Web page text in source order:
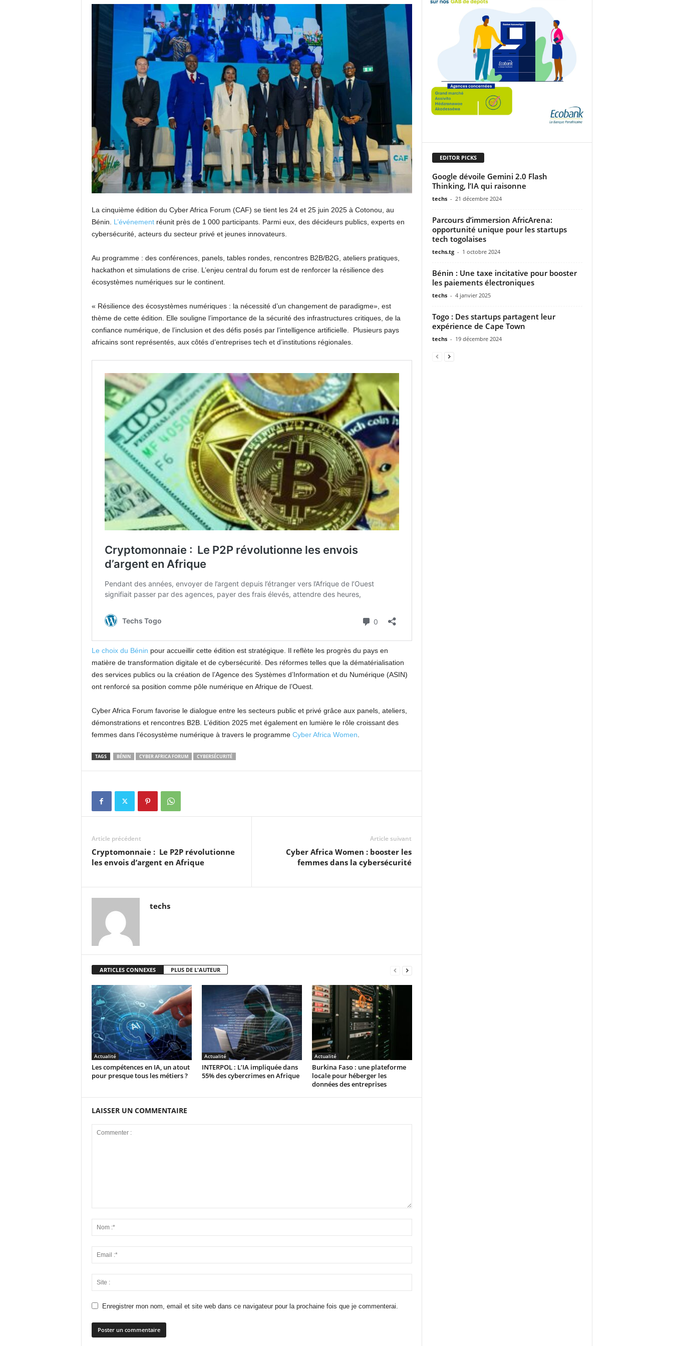
La cinquième édition du Cyber Africa Forum (CAF) se tient les 24 et 25 juin 2025 à Cotonou, au
Bénin. L’événementréunit près de 1 000 participants. Parmi eux, des décideurs publics, experts en
cybersécurité, acteurs du secteur privé et jeunes innovateurs.
Au programme : des conférences, panels, tables rondes, rencontres B2B/B2G, ateliers pratiques,
hackathon et simulations de crise. L’enjeu central du forum est de renforcer la résilience des
écosystèmes numériques sur le continent.
« Résilience des écosystèmes numériques : la nécessité d’un changement de paradigme», est
thème de cette édition. Elle souligne l’importance de la sécurité des infrastructures critiques, de la
confiance numérique, de l’inclusion et des défis posés par l’intelligence artificielle. Plusieurs pays
africains sont représentés, aux côtés d’entreprises tech et d’institutions régionales.
Le choix du Bénin pour accueillir cette édition est stratégique. Il reflète les progrès du pays en
matière de transformation digitale et de cybersécurité. Des réformes telles que la dématérialisation
des services publics ou la création de l’Agence des Systèmes d’Information et du Numérique (ASIN)
ont renforcé sa position comme pôle numérique en Afrique de l’Ouest.
Cyber Africa Forum favorise le dialogue entre les secteurs public et privé grâce aux panels, ateliers,
démonstrations et rencontres B2B. L’édition 2025 met également en lumière le rôle croissant des
femmes dans l’écosystème numérique à travers le programme Cyber Africa Women
TAGS BÉNIN CYBER AFRICA FORUM CYBERSÉCURITÉ
Article précédent
Cryptomonnaie : Le P2P révolutionne
les envois d’argent en Afrique
Article suivant
Cyber Africa Women : booster les
femmes dans la cybersécurité
techs
ARTICLES CONNEXES PLUS DE L'AUTEUR
Actualité
Les compétences en IA, un atout
pour presque tous les métiers ?
Actualité
INTERPOL : L’IA impliquée dans
55% des cybercrimes en Afrique
Actualité
Burkina Faso : une plateforme
locale pour héberger les
données des entreprises
LAISSER UN COMMENTAIRE
Enregistrer mon nom, email et site web dans ce navigateur pour la prochaine fois que je commenterai.
EDITOR PICKS
Google dévoile Gemini 2.0 Flash
Thinking, l’IA qui raisonne
techs - 21 décembre 2024
Parcours d’immersion AfricArena:
opportunité unique pour les startups
tech togolaises
techs.tg - 1 octobre 2024
Bénin : Une taxe incitative pour booster
les paiements électroniques
techs - 4 janvier 2025
Togo : Des startups partagent leur
expérience de Cape Town
techs - 19 décembre 2024